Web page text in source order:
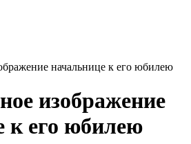
начальнице к его юбилею
изображение
к его юбилею